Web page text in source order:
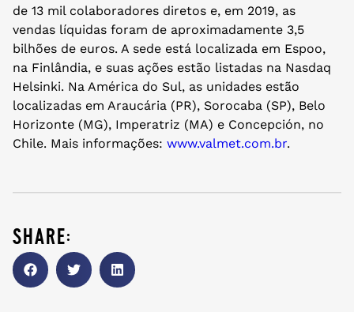
de 13 mil colaboradores diretos e, em 2019, as
vendas líquidas foram de aproximadamente 3,5
bilhões de euros. A sede está localizada em Espoo,
na Finlândia, e suas ações estão listadas na Nasdaq
Helsinki. Na América do Sul, as unidades estão
localizadas em Araucária (PR), Sorocaba (SP), Belo
Horizonte (MG), Imperatriz (MA) e Concepción, no
Chile. Mais informações: www.valmet.com.br.
share: